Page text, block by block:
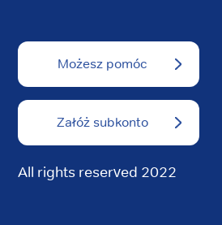
Możesz pomóc
Załóż subkonto
All rights reserved 2022